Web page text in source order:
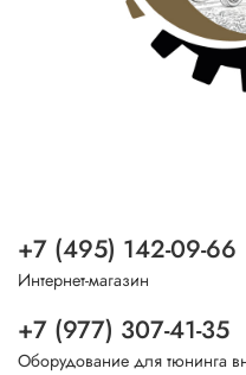
+7 (495) 142-09-66
Интернет-магазин
+7 (977) 307-41-35
Оборудование для тюнинга